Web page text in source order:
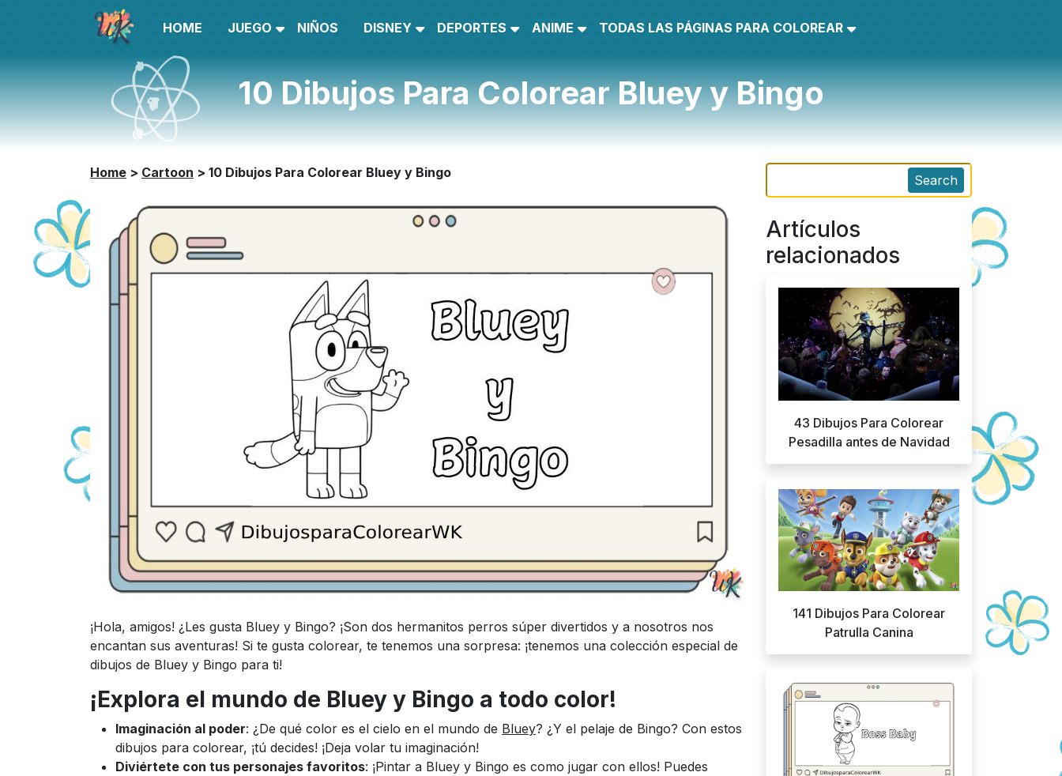
HOME JUEGO NIÑOS DISNEY DEPORTES ANIME TODAS LAS PÁGINAS PARA COLOREAR
10 Dibujos Para Colorear Bluey y Bingo
Home > Cartoon > 10 Dibujos Para Colorear Bluey y Bingo
¡Hola, amigos! ¿Les gusta Bluey y Bingo? ¡Son dos hermanitos perros súper divertidos y a nosotros nos
encantan sus aventuras! Si te gusta colorear, te tenemos una sorpresa: ¡tenemos una colección especial de
dibujos de Bluey y Bingo para ti!
¡Explora el mundo de Bluey y Bingo a todo color!
Imaginación al poder: ¿De qué color es el cielo en el mundo de Bluey? ¿Y el pelaje de Bingo? Con estos
dibujos para colorear, ¡tú decides! ¡Deja volar tu imaginación!
Diviértete con tus personajes favoritos: ¡Pintar a Bluey y Bingo es como jugar con ellos! Puedes
Search
Artículos
relacionados
43 Dibujos Para Colorear
Pesadilla antes de Navidad
141 Dibujos Para Colorear
Patrulla Canina